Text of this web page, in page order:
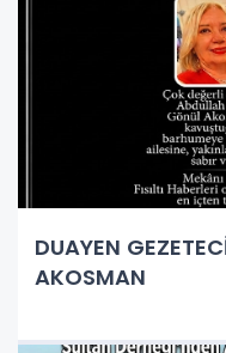
DUAYEN
AKOSMAN